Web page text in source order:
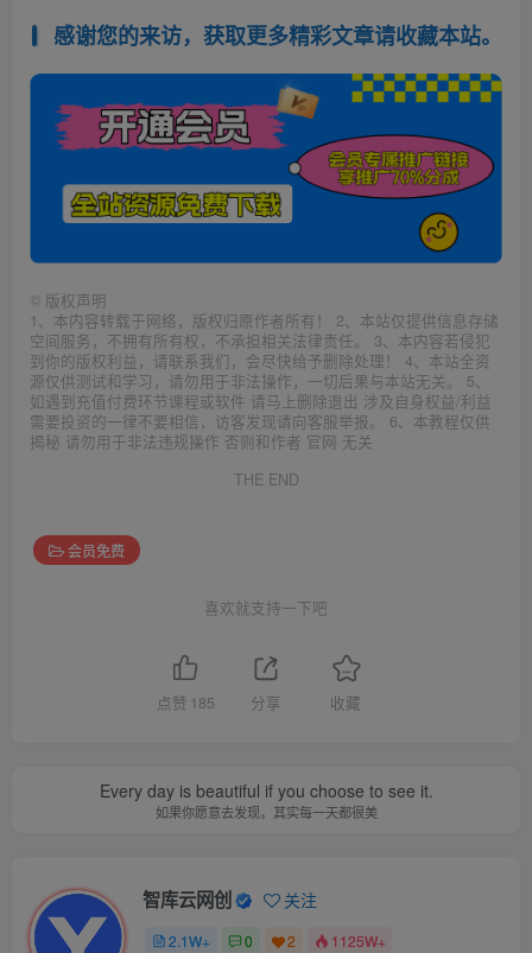
感谢您的来访，获取更多精彩文章请收藏本站。
© 版权声明
1、本内容转载于网络，版权归原作者所有！ 2、本站仅提供信息存储
空间服务，不拥有所有权，不承担相关法律责任。 3、本内容若侵犯
到你的版权利益，请联系我们，会尽快给予删除处理！ 4、本站全资
源仅供测试和学习，请勿用于非法操作，一切后果与本站无关。 5、
如遇到充值付费环节课程或软件 请马上删除退出 涉及自身权益/利益
需要投资的一律不要相信，访客发现请向客服举报。 6、本教程仅供
揭秘 请勿用于非法违规操作 否则和作者 官网 无关
THE END
会员免费
喜欢就支持一下吧
点赞 185 分享 收藏
Every day is beautiful if you choose to see it.
如果你愿意去发现，其实每一天都很美
智库云网创 关注
2.1W+ 0 2 1125W+